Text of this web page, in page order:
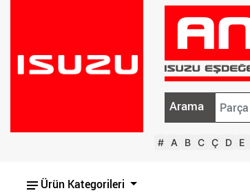
Arama
# A B C Ç D E
Ürün Kategorileri